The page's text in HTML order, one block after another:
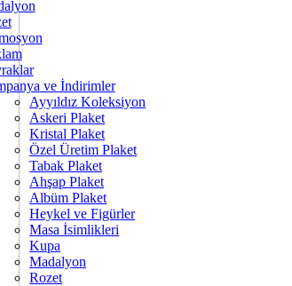
ve İndirimler
Ayyıldız Koleksiyon
Askeri Plaket
Kristal Plaket
Özel Üretim Plaket
Tabak Plaket
Ahşap Plaket
Albüm Plaket
Heykel ve Figürler
Masa İsimlikleri
Kupa
Madalyon
Rozet